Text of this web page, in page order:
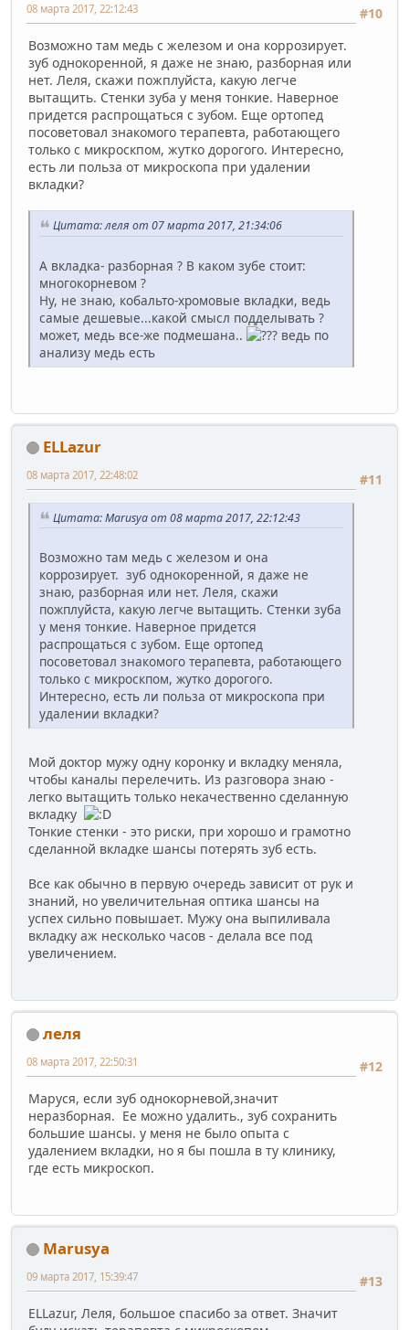
#10
08 марта 2017, 22:12:43
Возможно там медь с железом и она коррозирует.
зуб однокоренной, я даже не знаю, разборная или
нет. Леля, скажи пожплуйста, какую легче
вытащить. Стенки зуба у меня тонкие. Наверное
придется распрощаться с зубом. Еще ортопед
посоветовал знакомого терапевта, работающего
только с микроскпом, жутко дорогого. Интересно,
есть ли польза от микроскопа при удалении
вкладки?
Цитата: леля от 07 марта 2017, 21:34:06
А вкладка- разборная ? В каком зубе стоит:
многокорневом ?
Ну, не знаю, кобальто-хромовые вкладки, ведь
самые дешевые...какой смысл подделывать ?
может, медь все-же подмешана..
ведь по
анализу медь есть
ELLazur
#11
08 марта 2017, 22:48:02
Цитата: Marusya от 08 марта 2017, 22:12:43
Возможно там медь с железом и она
коррозирует. зуб однокоренной, я даже не
знаю, разборная или нет. Леля, скажи
пожплуйста, какую легче вытащить. Стенки зуба
у меня тонкие. Наверное придется
распрощаться с зубом. Еще ортопед
посоветовал знакомого терапевта, работающего
только с микроскпом, жутко дорогого.
Интересно, есть ли польза от микроскопа при
удалении вкладки?
Мой доктор мужу одну коронку и вкладку меняла,
чтобы каналы перелечить. Из разговора знаю -
легко вытащить только некачественно сделанную
вкладку
Тонкие стенки - это риски, при хорошо и грамотно
сделанной вкладке шансы потерять зуб есть.
Все как обычно в первую очередь зависит от рук и
знаний, но увеличительная оптика шансы на
успех сильно повышает. Мужу она выпиливала
вкладку аж несколько часов - делала все под
увеличением.
леля
#12
08 марта 2017, 22:50:31
Маруся, если зуб однокорневой,значит
неразборная. Ее можно удалить., зуб сохранить
большие шансы. у меня не было опыта с
удалением вкладки, но я бы пошла в ту клинику,
где есть микроскоп.
Marusya
#13
09 марта 2017, 15:39:47
ELLazur, Леля, большое спасибо за ответ. Значит